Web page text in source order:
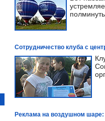
Сотрудничество клуба с
Реклама на воздушном шаре: